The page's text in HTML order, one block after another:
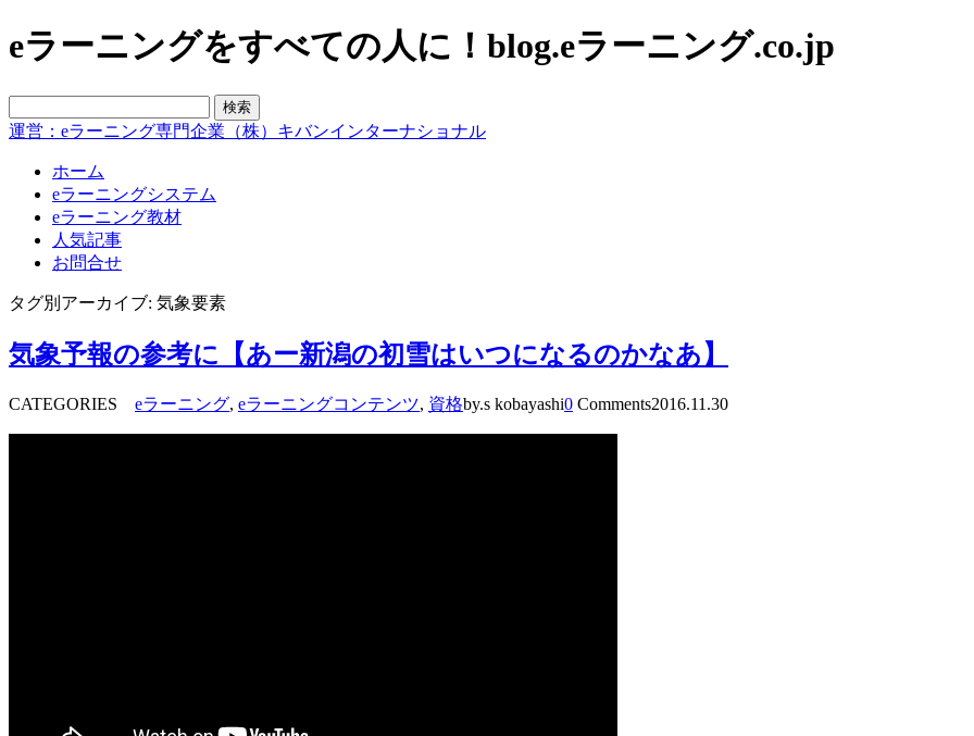
eラーニングをすべての人に！blog.eラーニング.co.jp
運営：eラーニング専門企業（株）キバンインターナショナル
ホーム
eラーニングシステム
eラーニング教材
人気記事
お問合せ
タグ別アーカイブ: 気象要素
気象予報の参考に【あー新潟の初雪はいつになるのかなあ】
CATEGORIES eラーニング, eラーニングコンテンツ, 資格by.s kobayashi0 Comments2016.11.30